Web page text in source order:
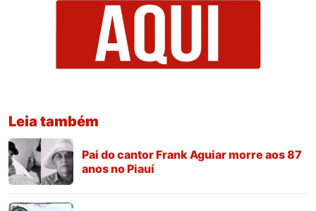
Leia também
Pai do cantor Frank Aguiar morre aos 87
anos no Piauí